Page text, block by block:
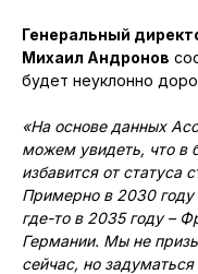
Генеральный
Михаил Андронов
будет неуклонно
«На основе данных
можем увидеть, что в
избавится от статуса
Примерно в 2030
где-то в 2035 году –
Германии. Мы не
сейчас, но